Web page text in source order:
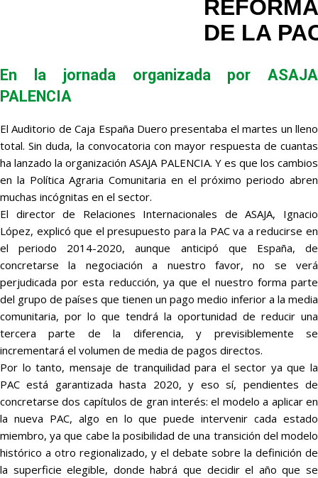
REFORMA
DE LA
En la jornada organizada por ASAJA
PALENCIA
El Auditorio de Caja España Duero presentaba el martes un lleno
total. Sin duda, la convocatoria con mayor respuesta de cuantas
ha lanzado la organización ASAJA PALENCIA. Y es que los cambios
en la Política Agraria Comunitaria en el próximo periodo abren
muchas incógnitas en el sector.
El director de Relaciones Internacionales de ASAJA, Ignacio
López, explicó que el presupuesto para la PAC va a reducirse en
el periodo 2014-2020, aunque anticipó que España, de
concretarse la negociación a nuestro favor, no se verá
perjudicada por esta reducción, ya que el nuestro forma parte
del grupo de países que tienen un pago medio inferior a la media
comunitaria, por lo que tendrá la oportunidad de reducir una
tercera parte de la diferencia, y previsiblemente se
incrementará el volumen de media de pagos directos.
Por lo tanto, mensaje de tranquilidad para el sector ya que la
PAC está garantizada hasta 2020, y eso sí, pendientes de
concretarse dos capítulos de gran interés: el modelo a aplicar en
la nueva PAC, algo en lo que puede intervenir cada estado
miembro, ya que cabe la posibilidad de una transición del modelo
histórico a otro regionalizado, y el debate sobre la definición de
la superficie elegible, donde habrá que decidir el año que se